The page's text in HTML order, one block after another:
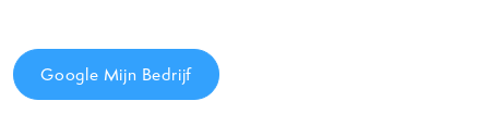
Google Mijn Bedrijf